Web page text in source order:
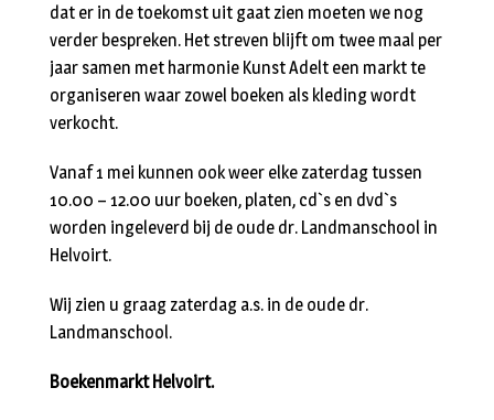
dat er in de toekomst uit gaat zien moeten we nog
verder bespreken. Het streven blijft om twee maal per
jaar samen met harmonie Kunst Adelt een markt te
organiseren waar zowel boeken als kleding wordt
verkocht.
Vanaf 1 mei kunnen ook weer elke zaterdag tussen
10.00 – 12.00 uur boeken, platen, cd`s en dvd`s
worden ingeleverd bij de oude dr. Landmanschool in
Helvoirt.
Wij zien u graag zaterdag a.s. in de oude dr.
Landmanschool.
Boekenmarkt Helvoirt.